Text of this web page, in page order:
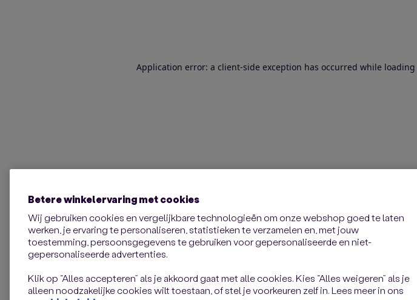
Application error: a client-side exception has occurred while loading
Betere winkelervaring met cookies
Wij gebruiken cookies en vergelijkbare technologieën om onze webshop goed te laten
werken, je ervaring te personaliseren, statistieken te verzamelen en, met jouw
toestemming, persoonsgegevens te gebruiken voor gepersonaliseerde en niet-
gepersonaliseerde advertenties.
Klik op “Alles accepteren” als je akkoord gaat met alle cookies. Kies “Alles weigeren” als je
alleen noodzakelijke cookies wilt toestaan, of stel je voorkeuren zelf in. Lees meer in ons